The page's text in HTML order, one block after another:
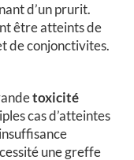
d’un prurit.
être atteints de
de conjonctivites.
toxicité
cas d’atteintes
une greffe